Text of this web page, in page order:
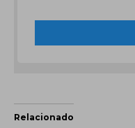
Relacionado